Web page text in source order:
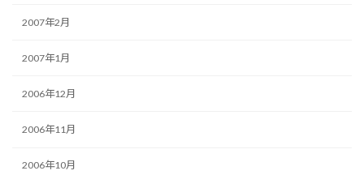
2007年2月
2007年1月
2006年12月
2006年11月
2006年10月